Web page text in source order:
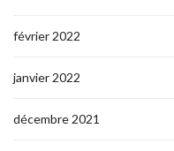
février 2022
janvier 2022
décembre 2021